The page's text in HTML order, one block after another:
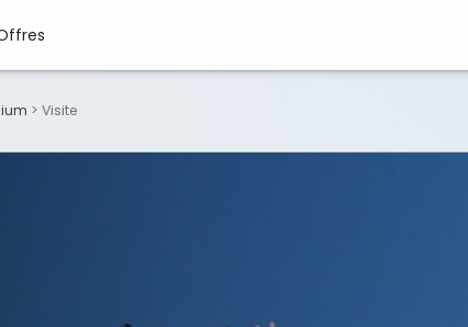
> Visite